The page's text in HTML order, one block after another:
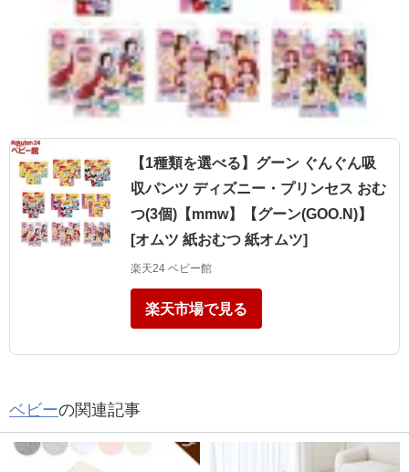
【1種類を選べる】グーン ぐんぐん吸
収パンツ ディズニー・プリンセス おむ
つ(3個)【mmw】【グーン(GOO.N)】
[オムツ 紙おむつ 紙オムツ]
楽天24 ベビー館
楽天市場で見る
ベビーの関連記事